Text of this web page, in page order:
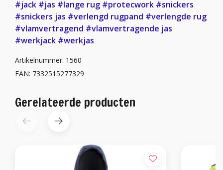
#jack #jas #lange rug #protecwork #snickers
#snickers jas #verlengd rugpand #verlengde rug
#vlamvertragend #vlamvertragende jas
#werkjack #werkjas
Artikelnummer: 1560
EAN: 7332515277329
Gerelateerde producten